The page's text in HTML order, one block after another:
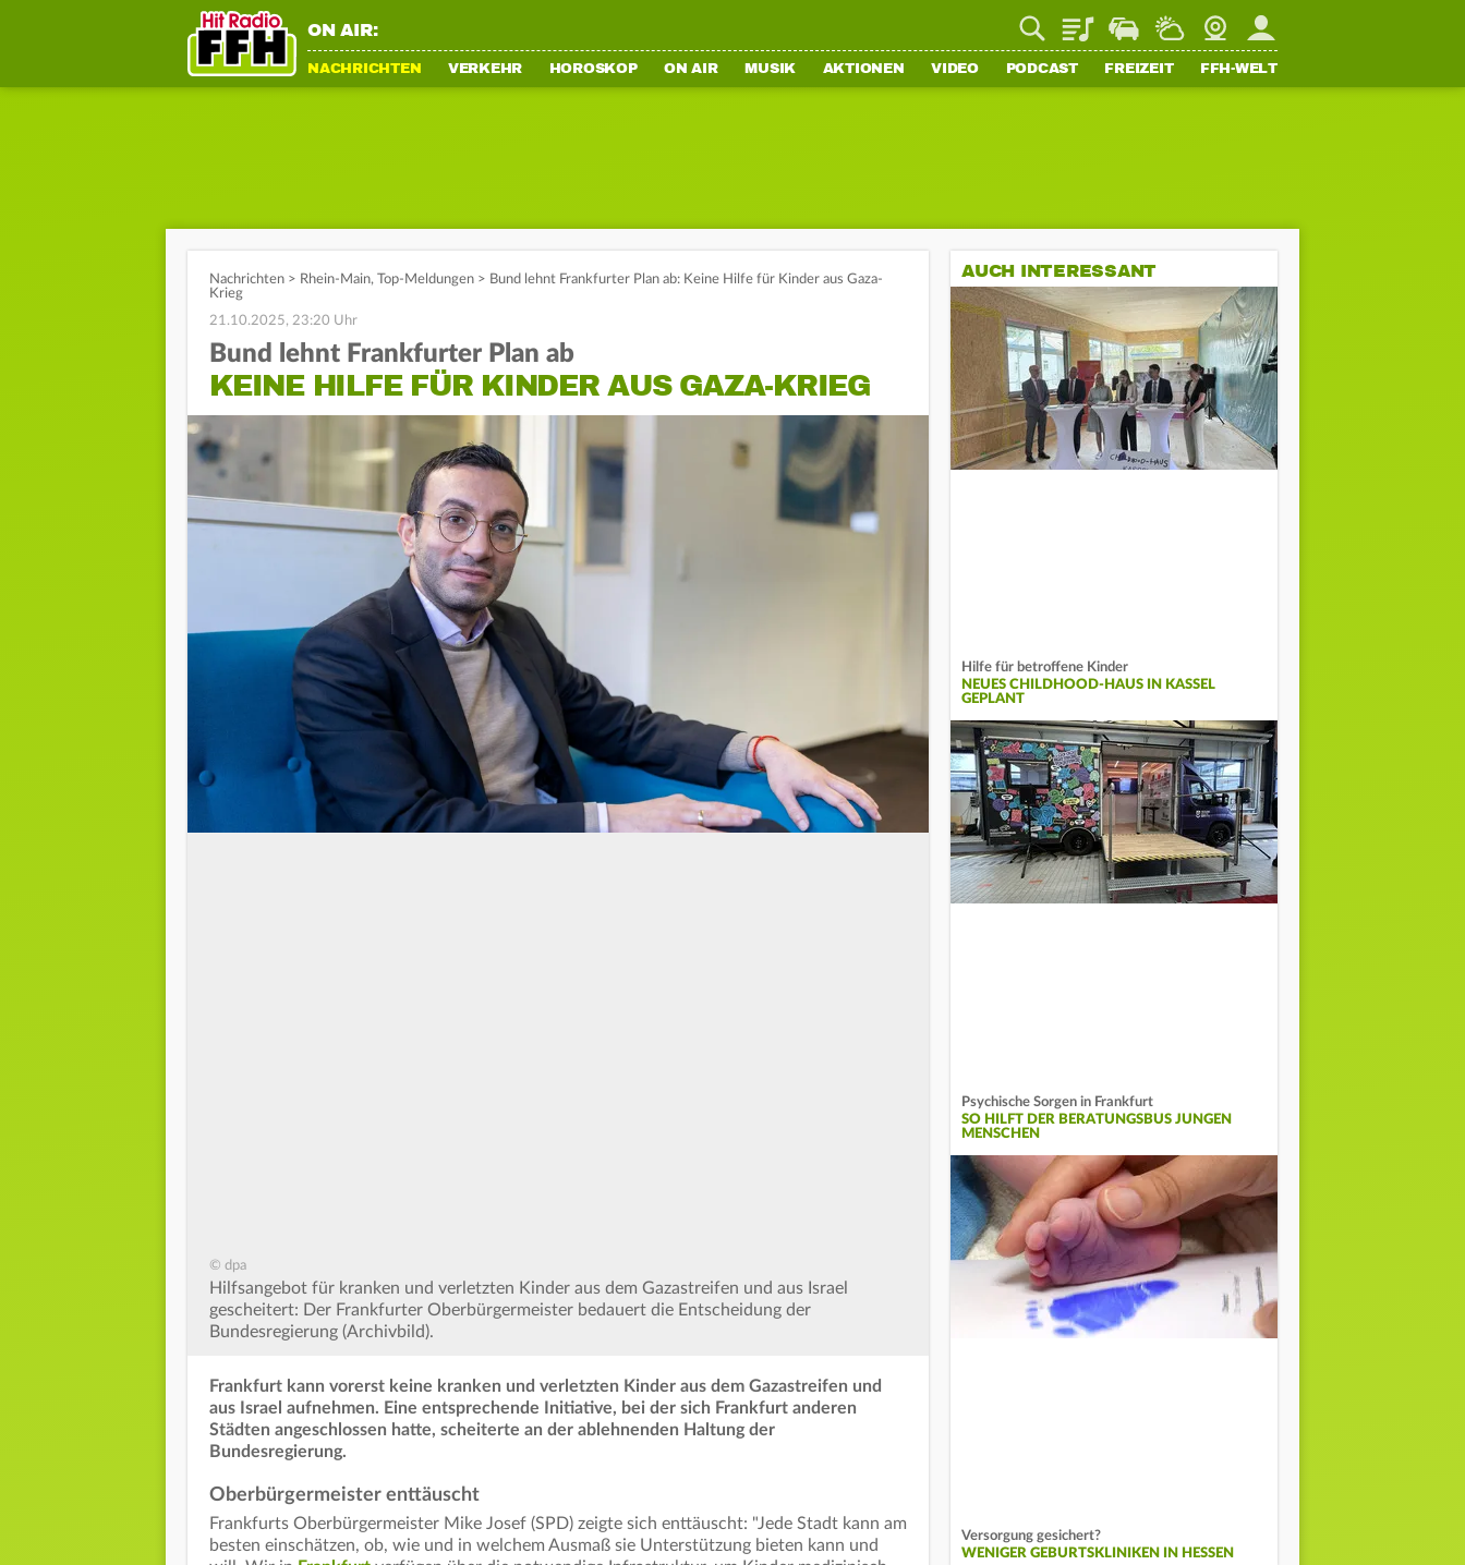
ON AIR: PlaylistStaupilotWetterWebcamMein FFH
NACHRICHTEN VERKEHR HOROSKOP ON AIR MUSIK AKTIONEN VIDEO PODCAST FREIZEIT FFH-WELT
Nachrichten > Rhein-Main, Top-Meldungen > Bund lehnt Frankfurter Plan ab: Keine Hilfe für Kinder aus Gaza-
Krieg
21.10.2025, 23:20 Uhr
Bund lehnt Frankfurter Plan ab
KEINE HILFE FÜR KINDER AUS GAZA-KRIEG
© dpa
Hilfsangebot für kranken und verletzten Kinder aus dem Gazastreifen und aus Israel
gescheitert: Der Frankfurter Oberbürgermeister bedauert die Entscheidung der
Bundesregierung (Archivbild).
Frankfurt kann vorerst keine kranken und verletzten Kinder aus dem Gazastreifen und
aus Israel aufnehmen. Eine entsprechende Initiative, bei der sich Frankfurt anderen
Städten angeschlossen hatte, scheiterte an der ablehnenden Haltung der
Bundesregierung.
Oberbürgermeister enttäuscht
Frankfurts Oberbürgermeister Mike Josef (SPD) zeigte sich enttäuscht: "Jede Stadt kann am
besten einschätzen, ob, wie und in welchem Ausmaß sie Unterstützung bieten kann und
AUCH INTERESSANT
Hilfe für betroffene Kinder
NEUES CHILDHOOD-HAUS IN KASSEL
GEPLANT
Psychische Sorgen in Frankfurt
SO HILFT DER BERATUNGSBUS JUNGEN
MENSCHEN
Versorgung gesichert?
WENIGER GEBURTSKLINIKEN IN HESSEN